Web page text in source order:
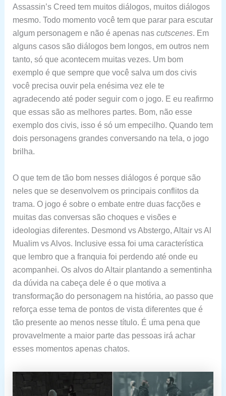
Assassin’s Creed tem muitos diálogos, muitos diálogos
mesmo. Todo momento você tem que parar para escutar
algum personagem e não é apenas nas cutscenes. Em
alguns casos são diálogos bem longos, em outros nem
tanto, só que acontecem muitas vezes. Um bom
exemplo é que sempre que você salva um dos civis
você precisa ouvir pela enésima vez ele te
agradecendo até poder seguir com o jogo. E eu reafirmo
que essas são as melhores partes. Bom, não esse
exemplo dos civis, isso é só um empecilho. Quando tem
dois personagens grandes conversando na tela, o jogo
brilha.
O que tem de tão bom nesses diálogos é porque são
neles que se desenvolvem os principais conflitos da
trama. O jogo é sobre o embate entre duas facções e
muitas das conversas são choques e visões e
ideologias diferentes. Desmond vs Abstergo, Altair vs Al
Mualim vs Alvos. Inclusive essa foi uma característica
que lembro que a franquia foi perdendo até onde eu
acompanhei. Os alvos do Altair plantando a sementinha
da dúvida na cabeça dele é o que motiva a
transformação do personagem na história, ao passo que
reforça esse tema de pontos de vista diferentes que é
tão presente ao menos nesse título. É uma pena que
provavelmente a maior parte das pessoas irá achar
esses momentos apenas chatos.